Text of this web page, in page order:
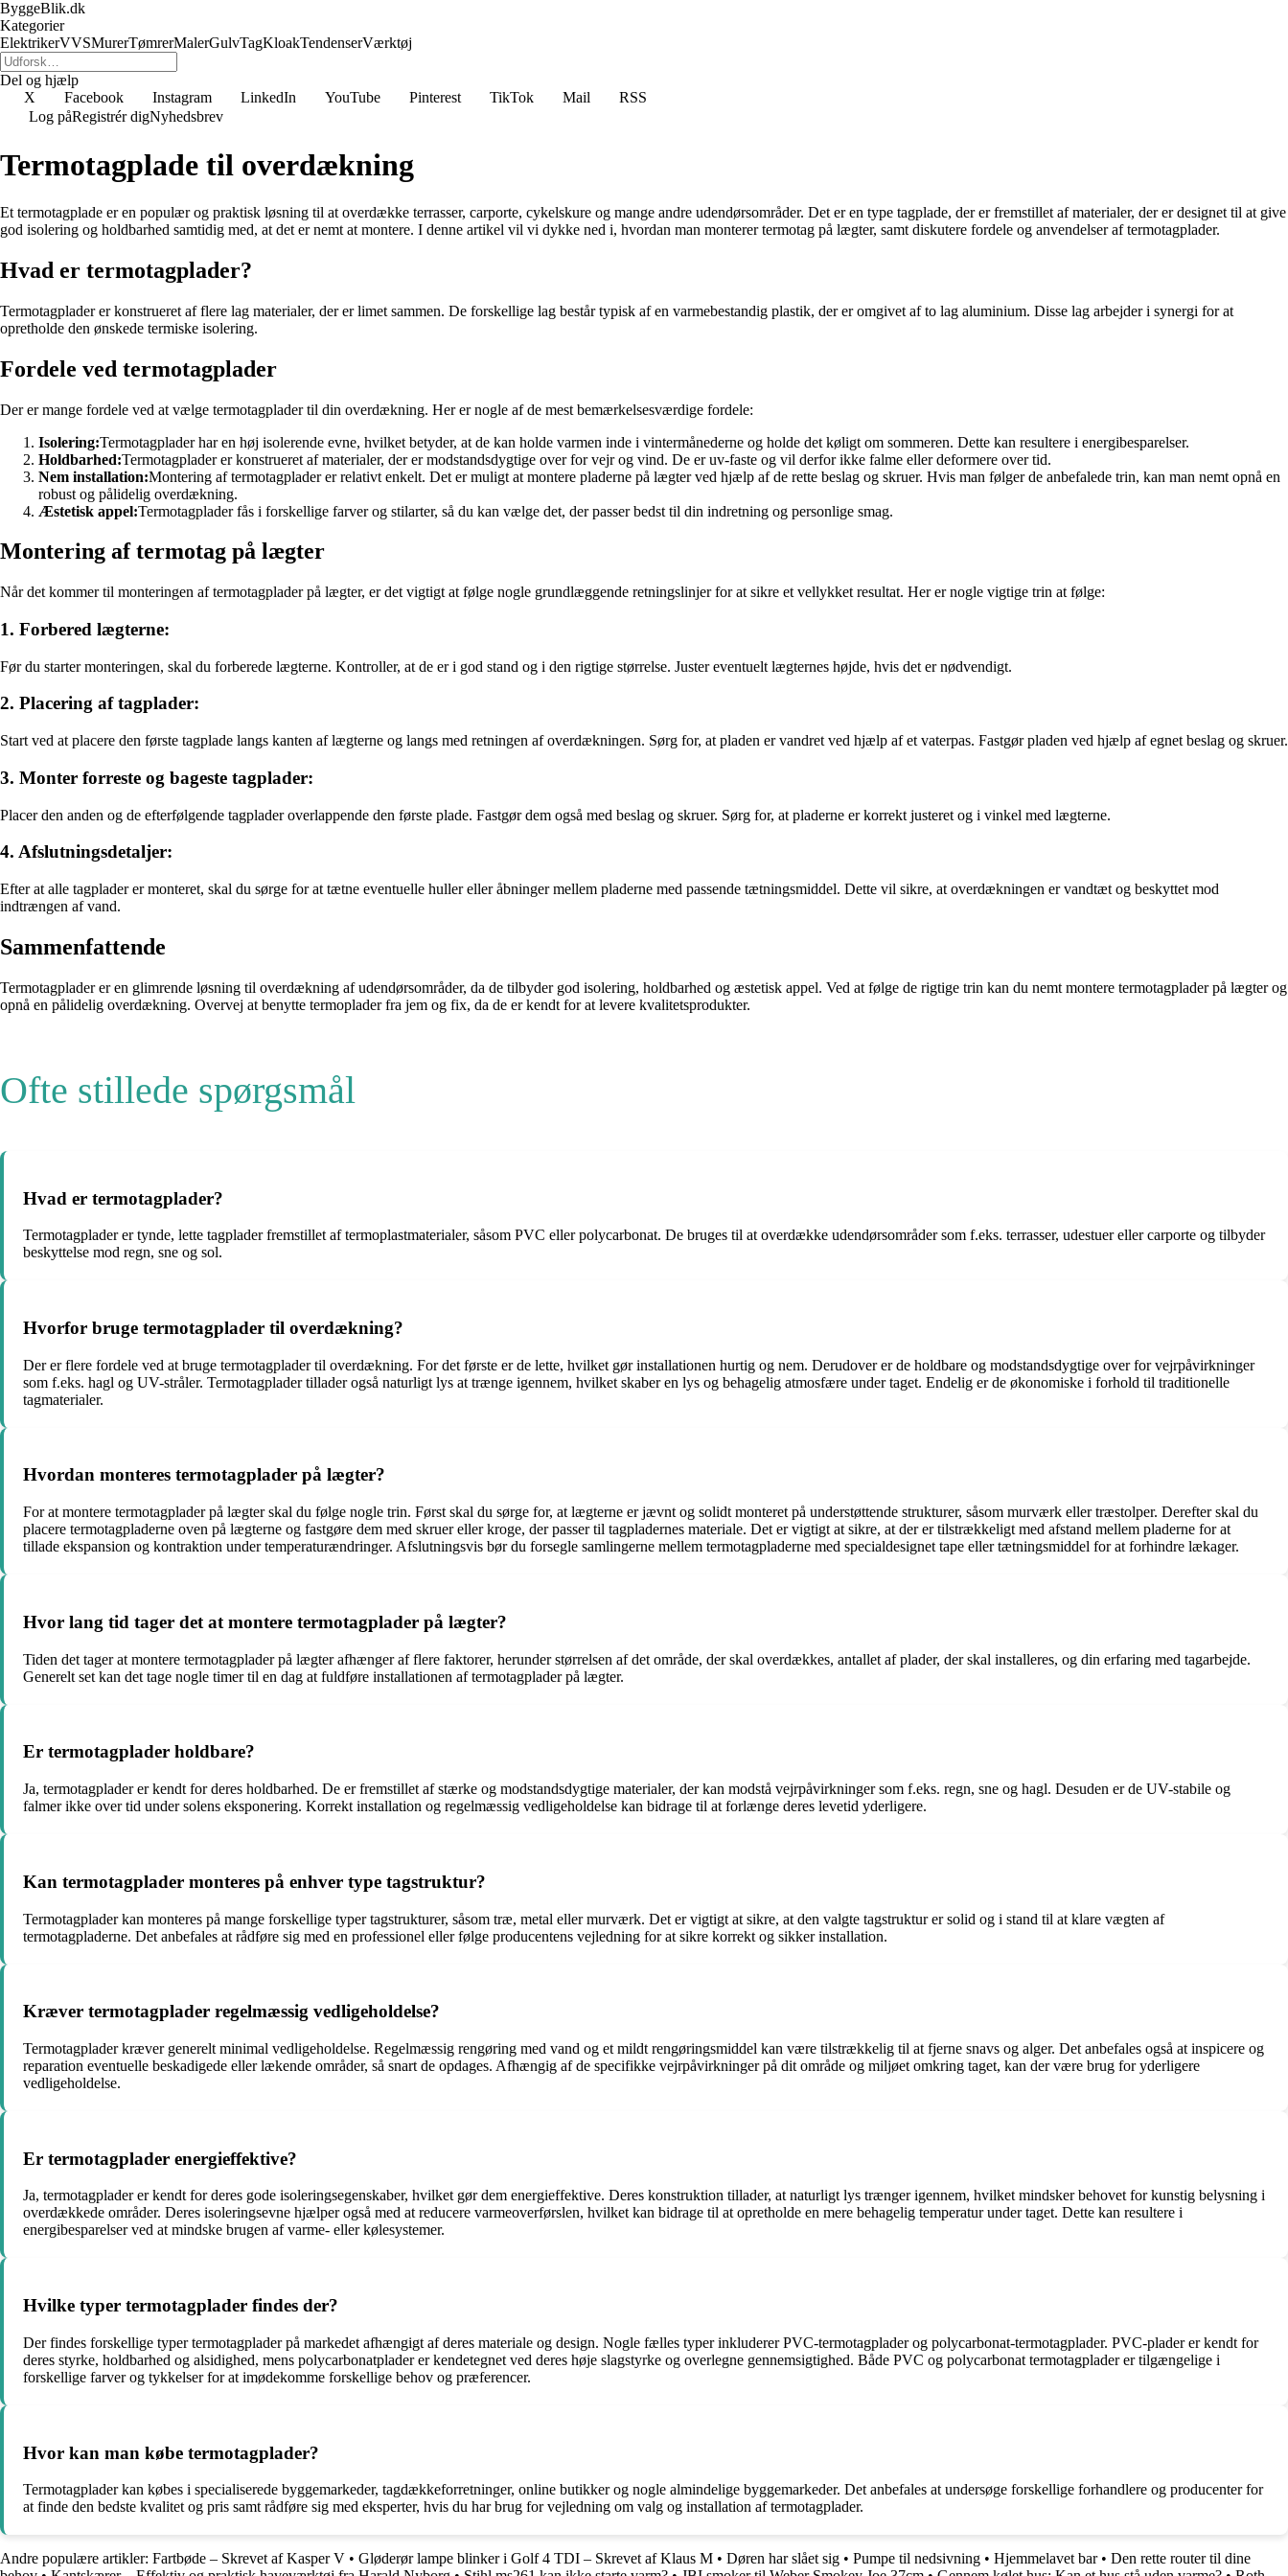
ByggeBlik.dk
Kategorier
ElektrikerVVSMurerTømrerMalerGulvTagKloakTendenserVærktøj
Del og hjælp
X
Facebook Instagram LinkedIn YouTube Pinterest TikTok Mail
RSS
Log påRegistrér digNyhedsbrev
Termotagplade til overdækning
Et termotagplade er en populær og praktisk løsning til at overdække terrasser, carporte, cykelskure og mange andre udendørsområder. Det er en type tagplade, der er fremstillet af materialer, der er designet til at give
god isolering og holdbarhed samtidig med, at det er nemt at montere. I denne artikel vil vi dykke ned i, hvordan man monterer termotag på lægter, samt diskutere fordele og anvendelser af termotagplader.
Hvad er termotagplader?
Termotagplader er konstrueret af flere lag materialer, der er limet sammen. De forskellige lag består typisk af en varmebestandig plastik, der er omgivet af to lag aluminium. Disse lag arbejder i synergi for at
opretholde den ønskede termiske isolering.
Fordele ved termotagplader
Der er mange fordele ved at vælge termotagplader til din overdækning. Her er nogle af de mest bemærkelsesværdige fordele:
Isolering:Termotagplader har en høj isolerende evne, hvilket betyder, at de kan holde varmen inde i vintermånederne og holde det køligt om sommeren. Dette kan resultere i energibesparelser.
Holdbarhed:Termotagplader er konstrueret af materialer, der er modstandsdygtige over for vejr og vind. De er uv-faste og vil derfor ikke falme eller deformere over tid.
Nem installation:Montering af termotagplader er relativt enkelt. Det er muligt at montere pladerne på lægter ved hjælp af de rette beslag og skruer. Hvis man følger de anbefalede trin, kan man nemt opnå en
robust og pålidelig overdækning.
Æstetisk appel:Termotagplader fås i forskellige farver og stilarter, så du kan vælge det, der passer bedst til din indretning og personlige smag.
Montering af termotag på lægter
Når det kommer til monteringen af termotagplader på lægter, er det vigtigt at følge nogle grundlæggende retningslinjer for at sikre et vellykket resultat. Her er nogle vigtige trin at følge:
1. Forbered lægterne:
Før du starter monteringen, skal du forberede lægterne. Kontroller, at de er i god stand og i den rigtige størrelse. Juster eventuelt lægternes højde, hvis det er nødvendigt.
2. Placering af tagplader:
Start ved at placere den første tagplade langs kanten af lægterne og langs med retningen af overdækningen. Sørg for, at pladen er vandret ved hjælp af et vaterpas. Fastgør pladen ved hjælp af egnet beslag og skruer.
3. Monter forreste og bageste tagplader:
Placer den anden og de efterfølgende tagplader overlappende den første plade. Fastgør dem også med beslag og skruer. Sørg for, at pladerne er korrekt justeret og i vinkel med lægterne.
4. Afslutningsdetaljer:
Efter at alle tagplader er monteret, skal du sørge for at tætne eventuelle huller eller åbninger mellem pladerne med passende tætningsmiddel. Dette vil sikre, at overdækningen er vandtæt og beskyttet mod
indtrængen af vand.
Sammenfattende
Termotagplader er en glimrende løsning til overdækning af udendørsområder, da de tilbyder god isolering, holdbarhed og æstetisk appel. Ved at følge de rigtige trin kan du nemt montere termotagplader på lægter og
opnå en pålidelig overdækning. Overvej at benytte termoplader fra jem og fix, da de er kendt for at levere kvalitetsprodukter.
Ofte stillede spørgsmål
Hvad er termotagplader?
Termotagplader er tynde, lette tagplader fremstillet af termoplastmaterialer, såsom PVC eller polycarbonat. De bruges til at overdække udendørsområder som f.eks. terrasser, udestuer eller carporte og tilbyder
beskyttelse mod regn, sne og sol.
Hvorfor bruge termotagplader til overdækning?
Der er flere fordele ved at bruge termotagplader til overdækning. For det første er de lette, hvilket gør installationen hurtig og nem. Derudover er de holdbare og modstandsdygtige over for vejrpåvirkninger
som f.eks. hagl og UV-stråler. Termotagplader tillader også naturligt lys at trænge igennem, hvilket skaber en lys og behagelig atmosfære under taget. Endelig er de økonomiske i forhold til traditionelle
tagmaterialer.
Hvordan monteres termotagplader på lægter?
For at montere termotagplader på lægter skal du følge nogle trin. Først skal du sørge for, at lægterne er jævnt og solidt monteret på understøttende strukturer, såsom murværk eller træstolper. Derefter skal du
placere termotagpladerne oven på lægterne og fastgøre dem med skruer eller kroge, der passer til tagpladernes materiale. Det er vigtigt at sikre, at der er tilstrækkeligt med afstand mellem pladerne for at
tillade ekspansion og kontraktion under temperaturændringer. Afslutningsvis bør du forsegle samlingerne mellem termotagpladerne med specialdesignet tape eller tætningsmiddel for at forhindre lækager.
Hvor lang tid tager det at montere termotagplader på lægter?
Tiden det tager at montere termotagplader på lægter afhænger af flere faktorer, herunder størrelsen af det område, der skal overdækkes, antallet af plader, der skal installeres, og din erfaring med tagarbejde.
Generelt set kan det tage nogle timer til en dag at fuldføre installationen af termotagplader på lægter.
Er termotagplader holdbare?
Ja, termotagplader er kendt for deres holdbarhed. De er fremstillet af stærke og modstandsdygtige materialer, der kan modstå vejrpåvirkninger som f.eks. regn, sne og hagl. Desuden er de UV-stabile og
falmer ikke over tid under solens eksponering. Korrekt installation og regelmæssig vedligeholdelse kan bidrage til at forlænge deres levetid yderligere.
Kan termotagplader monteres på enhver type tagstruktur?
Termotagplader kan monteres på mange forskellige typer tagstrukturer, såsom træ, metal eller murværk. Det er vigtigt at sikre, at den valgte tagstruktur er solid og i stand til at klare vægten af
termotagpladerne. Det anbefales at rådføre sig med en professionel eller følge producentens vejledning for at sikre korrekt og sikker installation.
Kræver termotagplader regelmæssig vedligeholdelse?
Termotagplader kræver generelt minimal vedligeholdelse. Regelmæssig rengøring med vand og et mildt rengøringsmiddel kan være tilstrækkelig til at fjerne snavs og alger. Det anbefales også at inspicere og
reparation eventuelle beskadigede eller lækende områder, så snart de opdages. Afhængig af de specifikke vejrpåvirkninger på dit område og miljøet omkring taget, kan der være brug for yderligere
vedligeholdelse.
Er termotagplader energieffektive?
Ja, termotagplader er kendt for deres gode isoleringsegenskaber, hvilket gør dem energieffektive. Deres konstruktion tillader, at naturligt lys trænger igennem, hvilket mindsker behovet for kunstig belysning i
overdækkede områder. Deres isoleringsevne hjælper også med at reducere varmeoverførslen, hvilket kan bidrage til at opretholde en mere behagelig temperatur under taget. Dette kan resultere i
energibesparelser ved at mindske brugen af varme- eller kølesystemer.
Hvilke typer termotagplader findes der?
Der findes forskellige typer termotagplader på markedet afhængigt af deres materiale og design. Nogle fælles typer inkluderer PVC-termotagplader og polycarbonat-termotagplader. PVC-plader er kendt for
deres styrke, holdbarhed og alsidighed, mens polycarbonatplader er kendetegnet ved deres høje slagstyrke og overlegne gennemsigtighed. Både PVC og polycarbonat termotagplader er tilgængelige i
forskellige farver og tykkelser for at imødekomme forskellige behov og præferencer.
Hvor kan man købe termotagplader?
Termotagplader kan købes i specialiserede byggemarkeder, tagdækkeforretninger, online butikker og nogle almindelige byggemarkeder. Det anbefales at undersøge forskellige forhandlere og producenter for
at finde den bedste kvalitet og pris samt rådføre sig med eksperter, hvis du har brug for vejledning om valg og installation af termotagplader.
Andre populære artikler: Fartbøde – Skrevet af Kasper V • Gløderør lampe blinker i Golf 4 TDI – Skrevet af Klaus M • Døren har slået sig • Pumpe til nedsivning • Hjemmelavet bar• Den rette router til dine